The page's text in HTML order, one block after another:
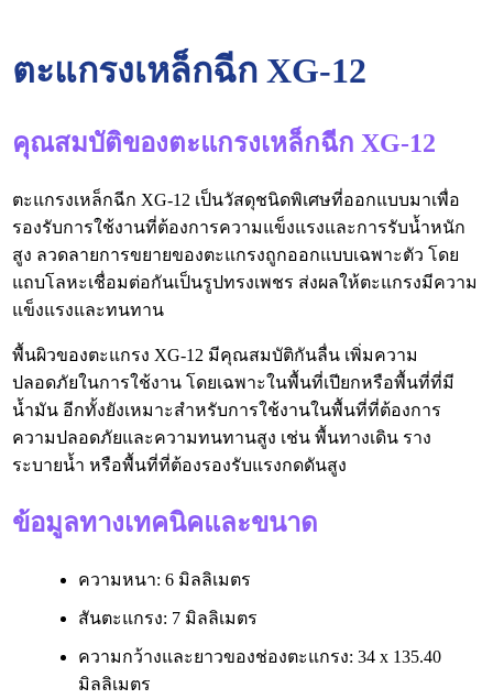
ตะแกรงเหล็กฉีก XG-12
คุณสมบัติของตะแกรงเหล็กฉีก XG-12
ตะแกรงเหล็กฉีก XG-12 เป็นวัสดุชนิดพิเศษที่ออกแบบมาเพื่อ
รองรับการใช้งานที่ต้องการความแข็งแรงและการรับน้ำหนัก
สูง ลวดลายการขยายของตะแกรงถูกออกแบบเฉพาะตัว โดย
แถบโลหะเชื่อมต่อกันเป็นรูปทรงเพชร ส่งผลให้ตะแกรงมีความ
แข็งแรงและทนทาน
พื้นผิวของตะแกรง XG-12 มีคุณสมบัติกันลื่น เพิ่มความ
ปลอดภัยในการใช้งาน โดยเฉพาะในพื้นที่เปียกหรือพื้นที่ที่มี
น้ำมัน อีกทั้งยังเหมาะสำหรับการใช้งานในพื้นที่ที่ต้องการ
ความปลอดภัยและความทนทานสูง เช่น พื้นทางเดิน ราง
ระบายน้ำ หรือพื้นที่ที่ต้องรองรับแรงกดดันสูง
ข้อมูลทางเทคนิคและขนาด
ความหนา: 6 มิลลิเมตร
สันตะแกรง: 7 มิลลิเมตร
ความกว้างและยาวของช่องตะแกรง: 34 x 135.40
มิลลิเมตร